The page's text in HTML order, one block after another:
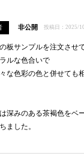
非公開 投稿日 2025/
板サンプルを注文させ
ルな色合いで
な色彩の色と併せても
深みのある茶褐色をベ
ました。